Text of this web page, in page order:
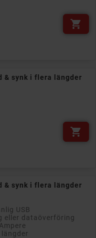

& synk i flera längder

& synk i flera längder
USB
eller dataöverföring